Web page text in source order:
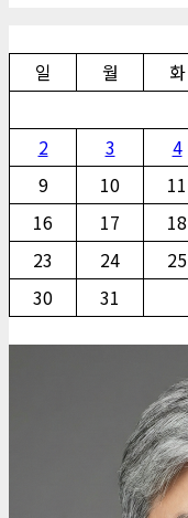
일
월 화
2
3 4
9
10 11
16
17 18
23
24 25
30
31